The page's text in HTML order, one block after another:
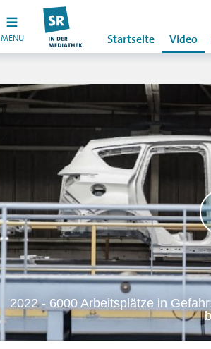
MENU Startseite Video
2022 - 6000 Arbeitsplätze in